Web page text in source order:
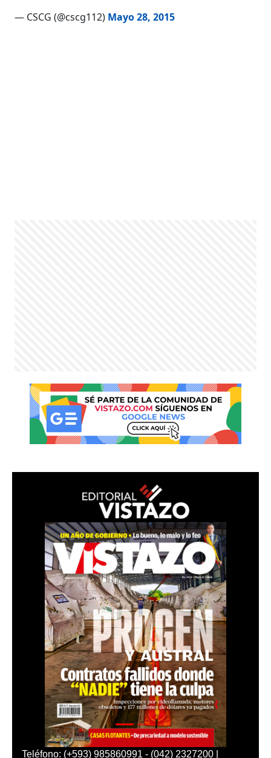
— CSCG (@cscg112) Mayo 28, 2015
Teléfono: (+593) 985860991 - (042) 2327200 |